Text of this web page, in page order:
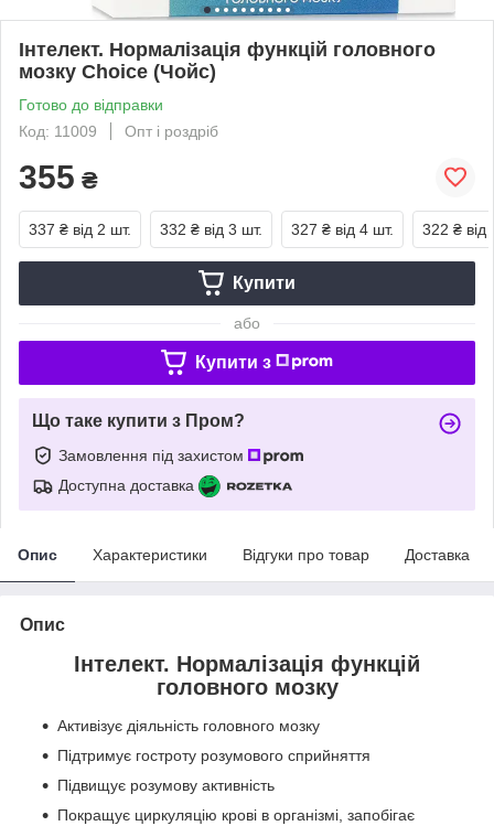
Інтелект. Нормалізація функцій головного
мозку Choice (Чойс)
Готово до відправки
Код: 11009
Опт і роздріб
355 ₴
337 ₴ від 2 шт. 332 ₴ від 3 шт. 327 ₴ від 4 шт. 322 ₴ від
Купити
або
Купити з
Що таке купити з Пром?
Замовлення під захистом
Доступна доставка
Опис Характеристики Відгуки про товар Доставка
Опис
Інтелект. Нормалізація функцій
головного мозку
Активізує діяльність головного мозку
Підтримує гостроту розумового сприйняття
Підвищує розумову активність
Покращує циркуляцію крові в організмі, запобігає